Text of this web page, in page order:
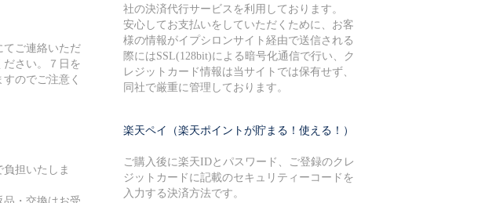
てご連絡いただ
ださい。７日を
のでご注意く
担いたしま
社の決済代行サービスを利用しております。
安心してお支払いをしていただくために、お客
様の情報がイプシロンサイト経由で送信される
際にはSSL(128bit)による暗号化通信で行い、ク
レジットカード情報は当サイトでは保有せず、
同社で厳重に管理しております。
楽天ペイ（楽天ポイントが貯まる！使える！）
ご購入後に楽天IDとパスワード、ご登録のクレ
ジットカードに記載のセキュリティーコードを
入力する決済方法です。